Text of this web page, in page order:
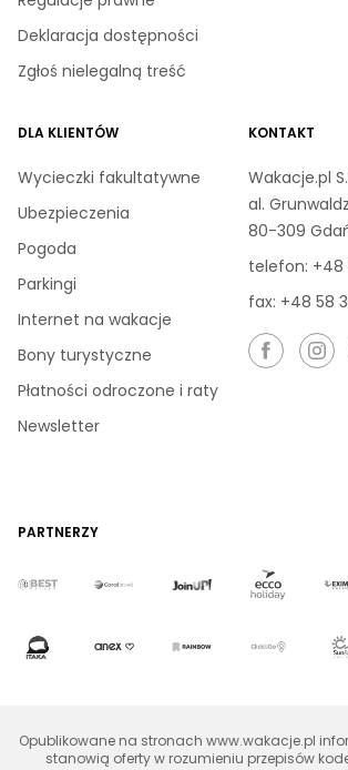
Deklaracja dostępności
Zgłoś nielegalną treść
DLA KLIENTÓW
Wycieczki fakultatywne
Ubezpieczenia
Pogoda
Parkingi
Internet na wakacje
Bony turystyczne
Płatności odroczone i raty
Newsletter
KONTAKT
Wakacje.pl
al.
80-309
telefon: +48
fax: +48 58
PARTNERZY
Opublikowane na stronach www.wakacje.pl
stanowią oferty w rozumieniu przepisów